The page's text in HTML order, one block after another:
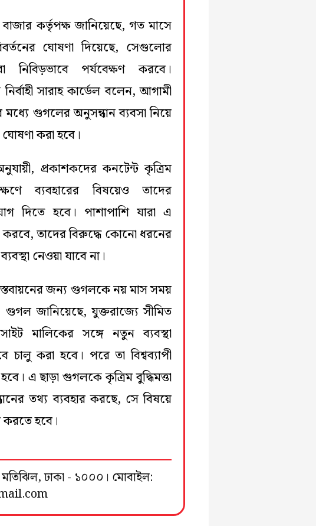
কর্তৃপক্ষ জানিয়েছে, গত মাসে
ঘোষণা দিয়েছে, সেগুলোর
নিবিড়ভাবে পর্যবেক্ষণ করবে।
নির্বাহী সারাহ কার্ডেল বলেন, আগামী
মধ্যে গুগলের অনুসন্ধান ব্যবসা নিয়ে
করা হবে।
প্রকাশকদের কনটেন্ট কৃত্রিম
ব্যবহারের বিষয়েও তাদের
দিতে হবে। পাশাপাশি যারা এ
করবে, তাদের বিরুদ্ধে কোনো ধরনের
নেওয়া যাবে না।
জন্য গুগলকে নয় মাস সময়
গুগল জানিয়েছে, যুক্তরাজ্যে সীমিত
মালিকের সঙ্গে নতুন ব্যবস্থা
চালু করা হবে। পরে তা বিশ্বব্যাপী
এ ছাড়া গুগলকে কৃত্রিম বুদ্ধিমত্তা
তথ্য ব্যবহার করছে, সে বিষয়ে
করতে হবে।
ঢাকা - ১০০০। মোবাইল: